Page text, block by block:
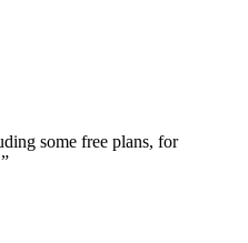
some free plans, for